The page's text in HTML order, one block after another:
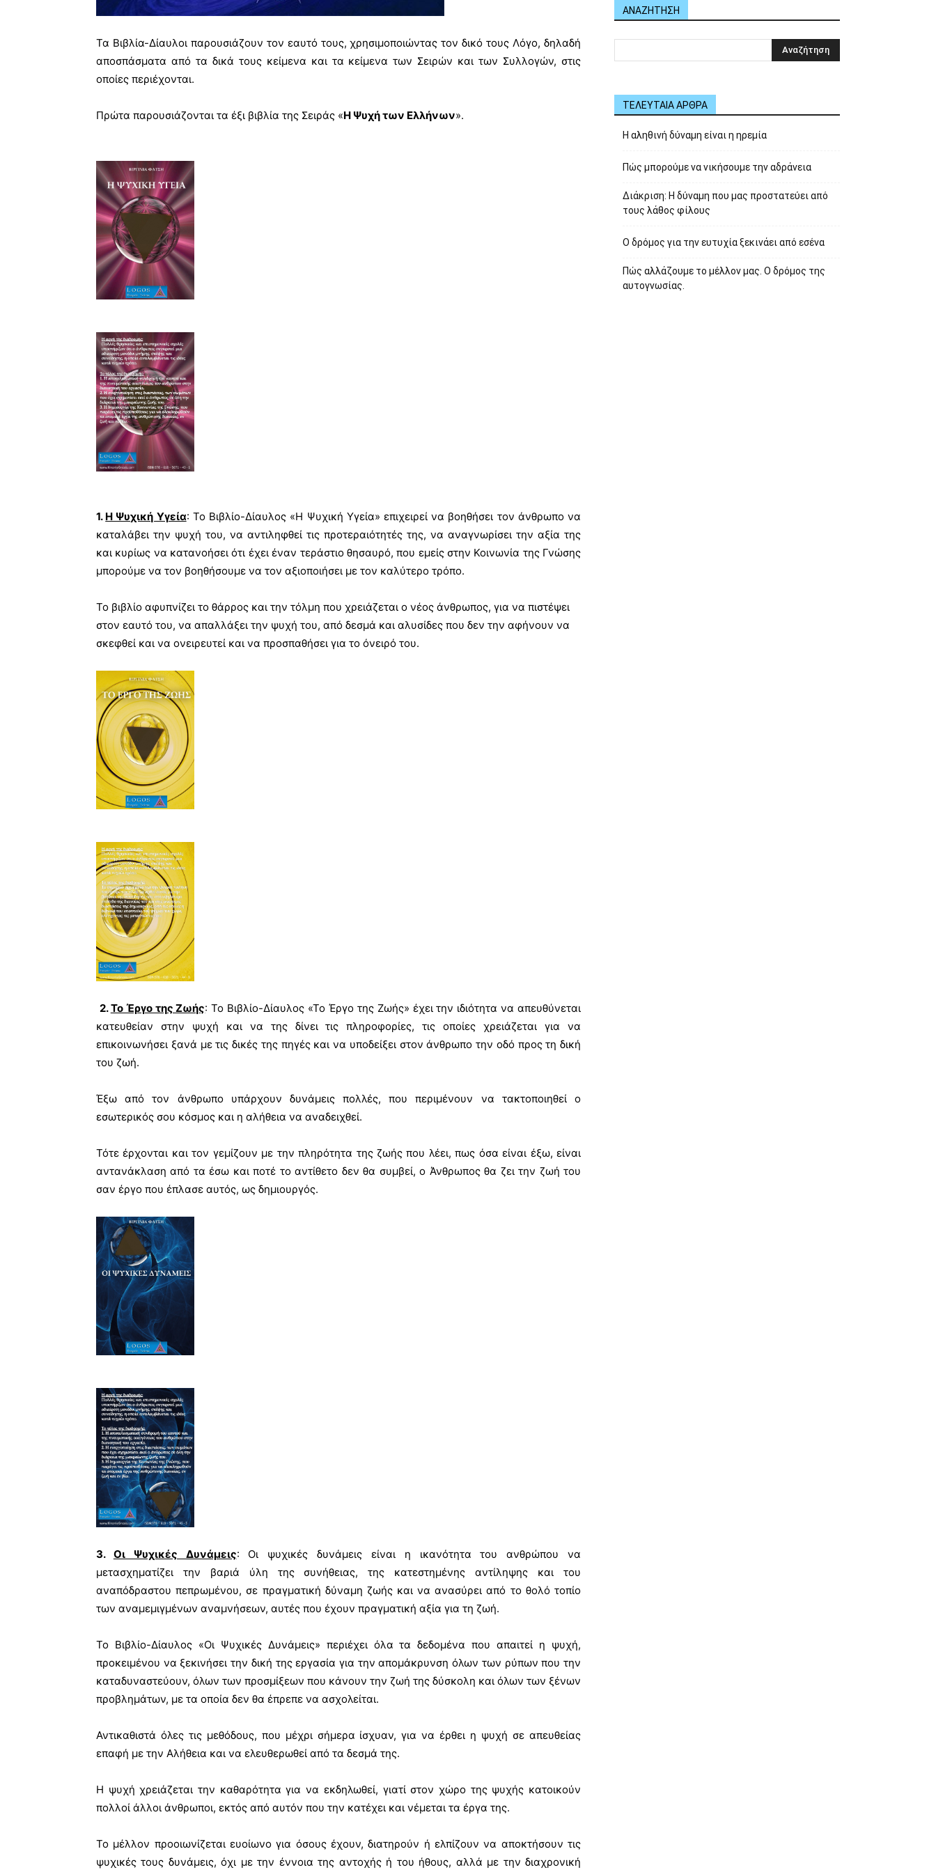
Τα Βιβλία-Δίαυλοι παρουσιάζουν τον εαυτό τους, χρησιμοποιώντας τον δικό τους Λόγο, δηλαδή
αποσπάσματα από τα δικά τους κείμενα και τα κείμενα των Σειρών και των Συλλογών, στις
οποίες περιέχονται.
Πρώτα παρουσιάζονται τα έξι βιβλία της Σειράς «Η Ψυχή των Ελλήνων».
1. Η Ψυχική Υγεία: Το Βιβλίο-Δίαυλος «Η Ψυχική Υγεία» επιχειρεί να βοηθήσει τον άνθρωπο να
καταλάβει την ψυχή του, να αντιληφθεί τις προτεραιότητές της, να αναγνωρίσει την αξία της
και κυρίως να κατανοήσει ότι έχει έναν τεράστιο θησαυρό, που εμείς στην Κοινωνία της Γνώσης
μπορούμε να τον βοηθήσουμε να τον αξιοποιήσει με τον καλύτερο τρόπο.
Το βιβλίο αφυπνίζει το θάρρος και την τόλμη που χρειάζεται ο νέος άνθρωπος, για να πιστέψει
στον εαυτό του, να απαλλάξει την ψυχή του, από δεσμά και αλυσίδες που δεν την αφήνουν να
σκεφθεί και να ονειρευτεί και να προσπαθήσει για το όνειρό του.
2.Το Έργο της Ζωής: Το Βιβλίο-Δίαυλος «Το Έργο της Ζωής» έχει την ιδιότητα να απευθύνεται
κατευθείαν στην ψυχή και να της δίνει τις πληροφορίες, τις οποίες χρειάζεται για να
επικοινωνήσει ξανά με τις δικές της πηγές και να υποδείξει στον άνθρωπο την οδό προς τη δική
του ζωή.
Έξω από τον άνθρωπο υπάρχουν δυνάμεις πολλές, που περιμένουν να τακτοποιηθεί ο
εσωτερικός σου κόσμος και η αλήθεια να αναδειχθεί.
Τότε έρχονται και τον γεμίζουν με την πληρότητα της ζωής που λέει, πως όσα είναι έξω, είναι
αντανάκλαση από τα έσω και ποτέ το αντίθετο δεν θα συμβεί, ο Άνθρωπος θα ζει την ζωή του
σαν έργο που έπλασε αυτός, ως δημιουργός.
3. Οι Ψυχικές Δυνάμεις: Οι ψυχικές δυνάμεις είναι η ικανότητα του ανθρώπου να
μετασχηματίζει την βαριά ύλη της συνήθειας, της κατεστημένης αντίληψης και του
αναπόδραστου πεπρωμένου, σε πραγματική δύναμη ζωής και να ανασύρει από το θολό τοπίο
των αναμεμιγμένων αναμνήσεων, αυτές που έχουν πραγματική αξία για τη ζωή.
Το Βιβλίο-Δίαυλος «Οι Ψυχικές Δυνάμεις» περιέχει όλα τα δεδομένα που απαιτεί η ψυχή,
προκειμένου να ξεκινήσει την δική της εργασία για την απομάκρυνση όλων των ρύπων που την
καταδυναστεύουν, όλων των προσμίξεων που κάνουν την ζωή της δύσκολη και όλων των ξένων
προβλημάτων, με τα οποία δεν θα έπρεπε να ασχολείται.
Αντικαθιστά όλες τις μεθόδους, που μέχρι σήμερα ίσχυαν, για να έρθει η ψυχή σε απευθείας
επαφή με την Αλήθεια και να ελευθερωθεί από τα δεσμά της.
Η ψυχή χρειάζεται την καθαρότητα για να εκδηλωθεί, γιατί στον χώρο της ψυχής κατοικούν
πολλοί άλλοι άνθρωποι, εκτός από αυτόν που την κατέχει και νέμεται τα έργα της.
Το μέλλον προοιωνίζεται ευοίωνο για όσους έχουν, διατηρούν ή ελπίζουν να αποκτήσουν τις
ψυχικές τους δυνάμεις, όχι με την έννοια της αντοχής ή του ήθους, αλλά με την διαχρονική
ΑΝΑΖΗΤΗΣΗ
ΤΕΛΕΥΤΑΙΑ ΑΡΘΡΑ
Η αληθινή δύναμη είναι η ηρεμία
Πώς μπορούμε να νικήσουμε την αδράνεια
Διάκριση: Η δύναμη που μας προστατεύει από
τους λάθος φίλους
Ο δρόμος για την ευτυχία ξεκινάει από εσένα
Πώς αλλάζουμε το μέλλον μας. Ο δρόμος της
αυτογνωσίας.